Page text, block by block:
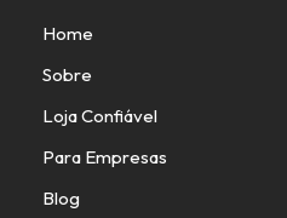
Home
Sobre
Loja Confiável
Para Empresas
Blog